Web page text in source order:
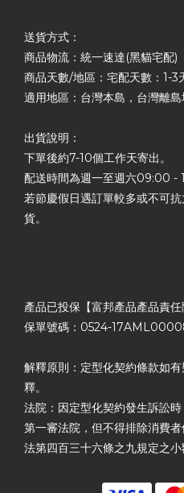
送貨方式：
商品物流：統一速達(黑貓宅配)
商品天數/地區：宅配天數：1-3
適用地區：台灣本島，台灣離
出貨說明：
下單後約7-10個工作天寄出。
配送時間為週一至週六09:00 -
若節慶假日遇訂單較多或不可
貨。
產品已投保【富邦產品產品責任
保單號碼：0524-
解釋原則：定型化契約條款如
釋。
法院：因定型化契約發生訴訟
第一審法院，但不得排除消費
法第四百三十六條之九規定之小